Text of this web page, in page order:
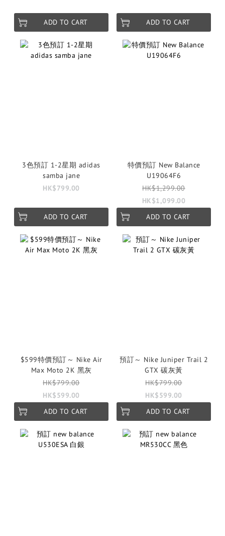
ADD TO CART ADD TO CART
3色預訂 1-2星期 adidas
samba jane
HK$799.00
ADD TO CART
特價預訂 New Balance
U19064F6
HK$1,299.00
HK$1,099.00
ADD TO CART
$599特價預訂～ Nike Air
Max Moto 2K 黑灰
HK$799.00
HK$599.00
ADD TO CART
預訂～ Nike Juniper Trail 2
GTX 碳灰黃
HK$799.00
HK$599.00
ADD TO CART